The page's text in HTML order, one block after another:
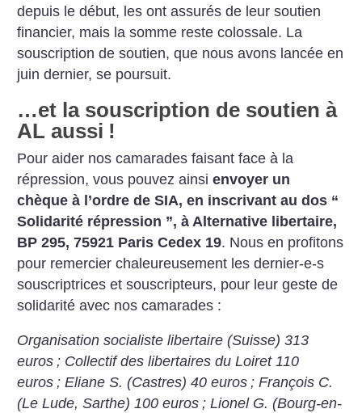
depuis le début, les ont assurés de leur soutien
financier, mais la somme reste colossale. La
souscription de soutien, que nous avons lancée en
juin dernier, se poursuit.
…et la souscription de soutien à
AL aussi !
Pour aider nos camarades faisant face à la
répression, vous pouvez ainsienvoyer un
chèque à l’ordre de SIA, en inscrivant au dos “
Solidarité répression ”, à Alternative libertaire,
BP 295, 75921 Paris Cedex 19. Nous en profitons
pour remercier chaleureusement les dernier-e-s
souscriptrices et souscripteurs, pour leur geste de
solidarité avec nos camarades :
Organisation socialiste libertaire (Suisse) 313
euros ; Collectif des libertaires du Loiret 110
euros ; Eliane S. (Castres) 40 euros ; François C.
(Le Lude, Sarthe) 100 euros ; Lionel G. (Bourg-en-